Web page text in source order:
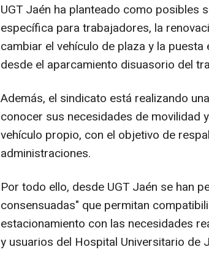
UGT Jaén ha planteado como posibles
específica para trabajadores, la
cambiar el vehículo de plaza y la
desde el aparcamiento disuasorio del
Además, el sindicato está realizando
conocer sus necesidades de movilidad
vehículo propio, con el objetivo de
administraciones.
Por todo ello, desde UGT Jaén se han
consensuadas" que permitan
estacionamiento con las necesidades
y usuarios del Hospital Universitario de